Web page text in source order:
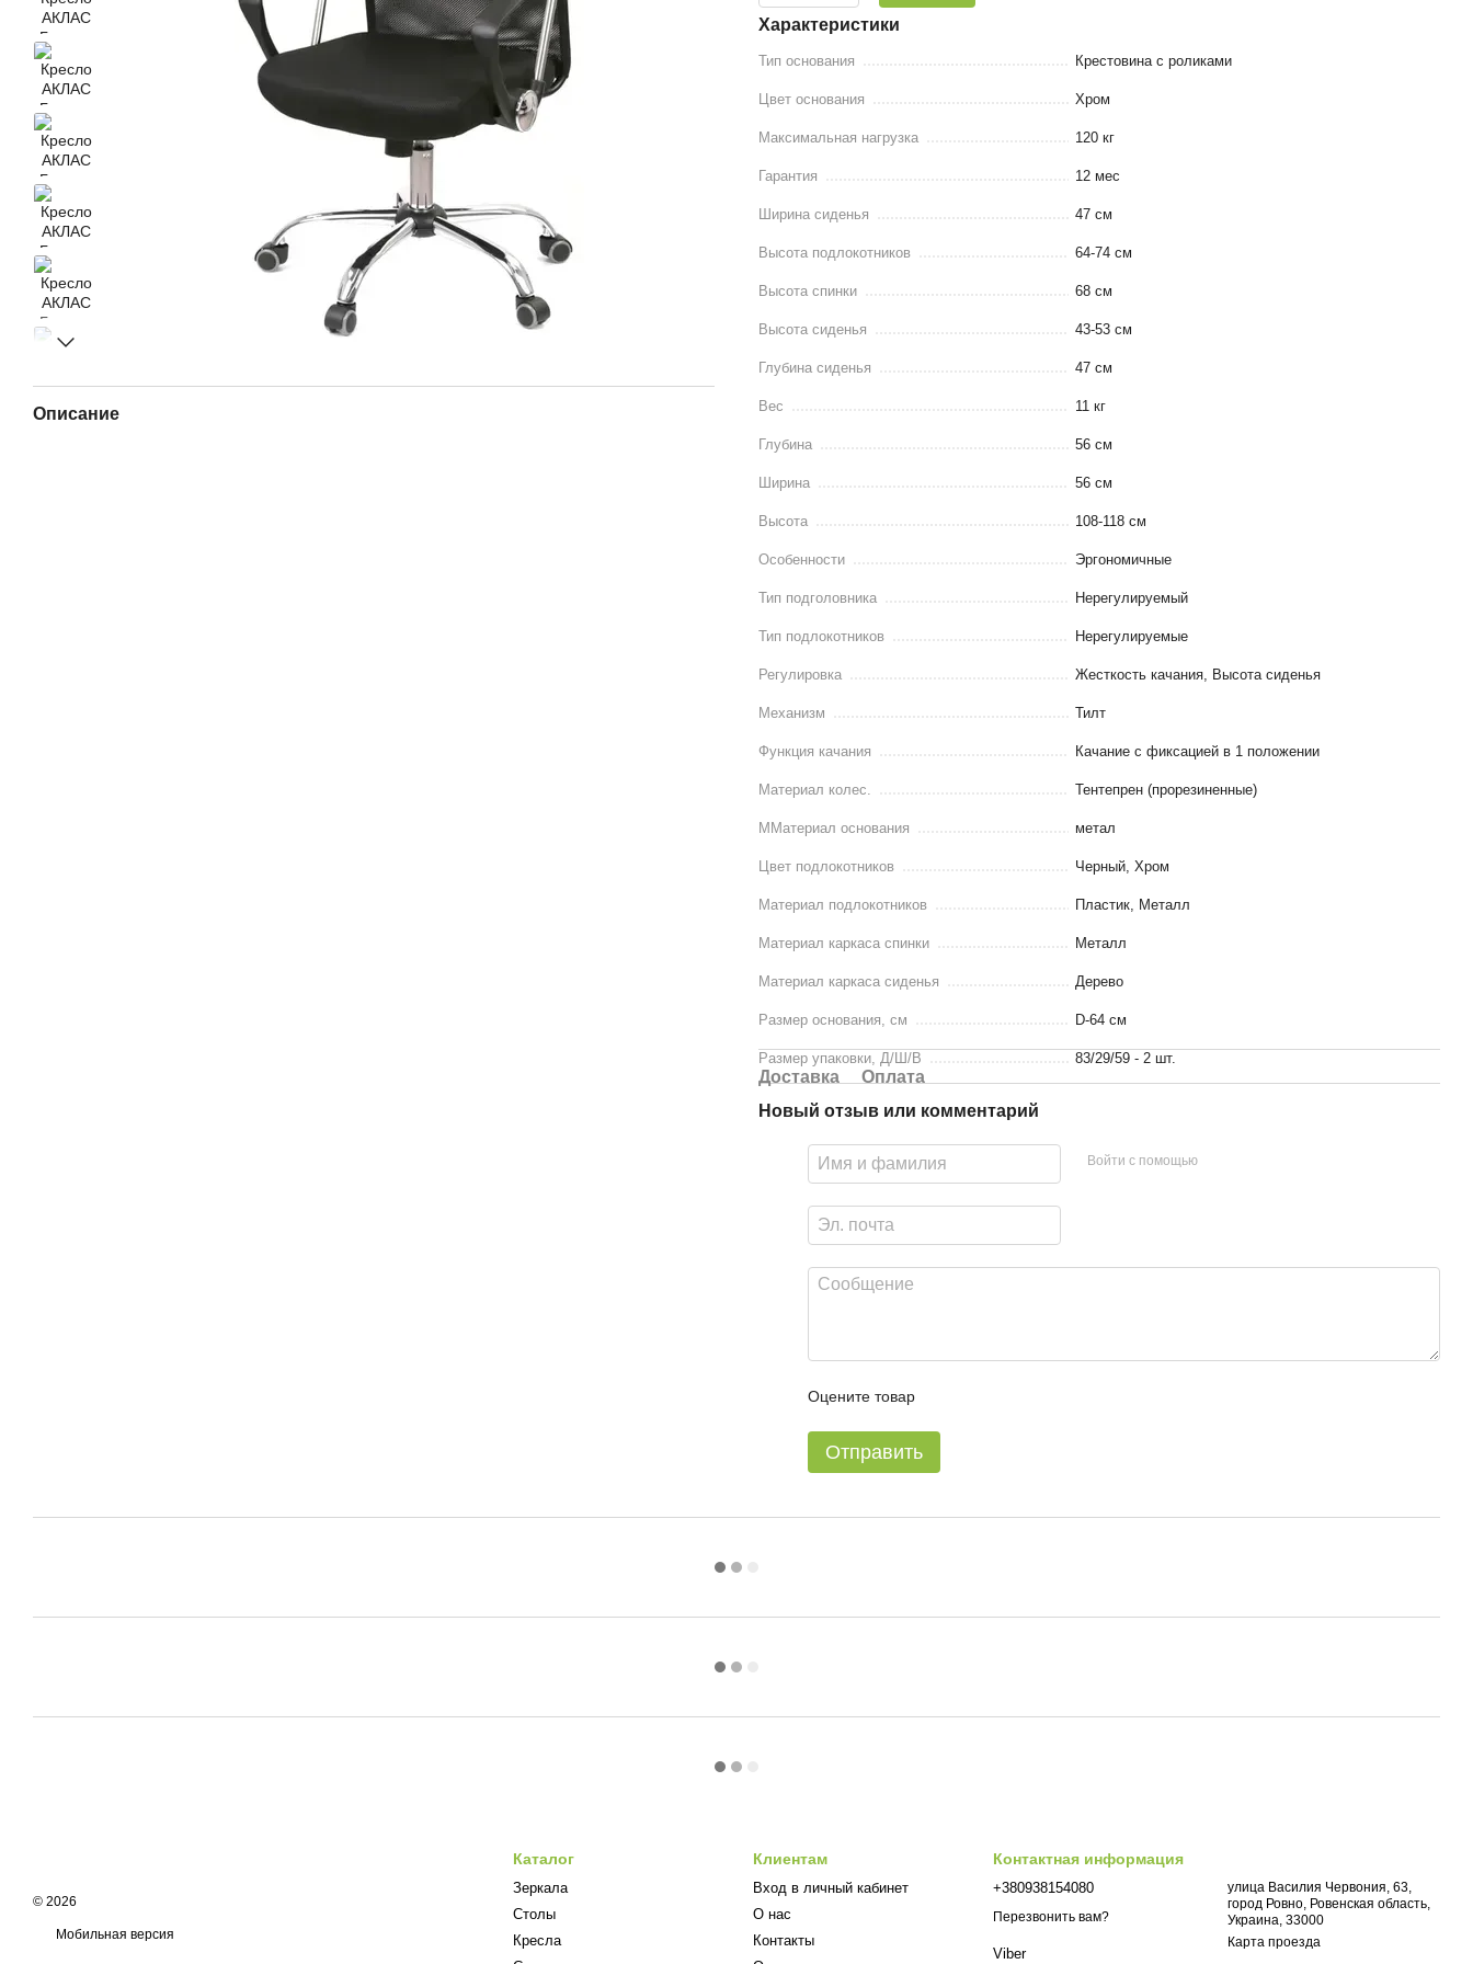
Описание
Характеристики
Тип основания Крестовина с роликами
Цвет основания Хром
Максимальная нагрузка 120 кг
Гарантия 12 мес
Ширина сиденья 47 см
Высота подлокотников 64-74 см
Высота спинки 68 см
Высота сиденья 43-53 см
Глубина сиденья 47 см
Вес 11 кг
Глубина 56 см
Ширина 56 см
Высота 108-118 см
Особенности Эргономичные
Тип подголовника Нерегулируемый
Тип подлокотников Нерегулируемые
Регулировка Жесткость качания, Высота сиденья
Механизм Тилт
Функция качания Качание с фиксацией в 1 положении
Материал колес. Тентепрен (прорезиненные)
ММатериал основания метал
Цвет подлокотников Черный, Хром
Материал подлокотников Пластик, Металл
Материал каркаса спинки Металл
Материал каркаса сиденья Дерево
Размер основания, см D-64 см
Размер упаковки, Д/Ш/В 83/29/59 - 2 шт.
Доставка
Оплата
Новый отзыв или комментарий
Войти с помощью
Оцените товар
Отправить
© 2026
Мобильная версия
Каталог
Зеркала
Столы
Кресла
Клиентам
Вход в личный кабинет
О нас
Контакты
Контактная информация
+380938154080
Перезвонить вам?
Viber
улица Василия Червония, 63,
город Ровно, Ровенская область,
Украина, 33000
Карта проезда